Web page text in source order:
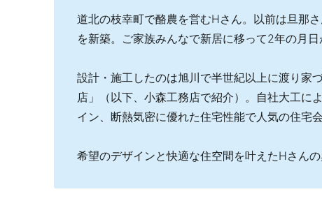
道北の枝幸町で酪農を営むHさん。以前は旦那
を新築。ご家族みんなで新居に移って2年の月日
設計・施工したのは旭川で半世紀以上に渡り
店」（以下、小森工務店で紹介）。自社大工に
イン、断熱気密に優れた住宅性能で人気の住宅会
希望のデザインと快適な住空間を叶えたHさんの